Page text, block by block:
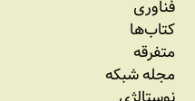
فناوری
کتاب‌ها
متفرقه
مجله شبکه